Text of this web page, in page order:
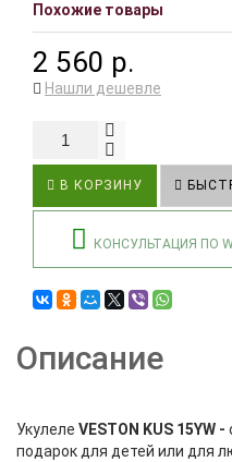
Похожие товары
2 560 р.
Нашли дешевле
В КОРЗИНУ
КОНСУЛЬТАЦИЯ ПО
Описание
Укулеле VESTON KUS 15YW -
подарок для детей или для